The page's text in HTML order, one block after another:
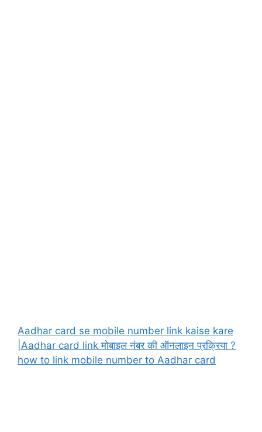
Aadhar card se mobile number link kaise kare
|Aadhar card link मोबाइल नंबर की ऑनलाइन प्रक्रिया ?
how to link mobile number to Aadhar card